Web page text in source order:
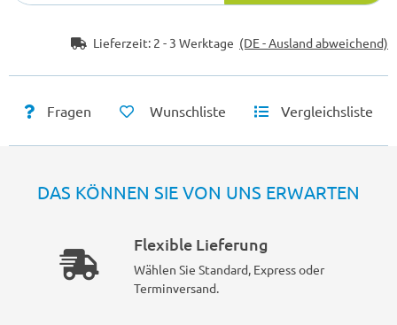
Lieferzeit: 2 - 3 Werktage (DE - Ausland abweichend)
Fragen Wunschliste Vergleichsliste
DAS KÖNNEN SIE VON UNS ERWARTEN
Flexible Lieferung
Wählen Sie Standard, Express oder
Terminversand.